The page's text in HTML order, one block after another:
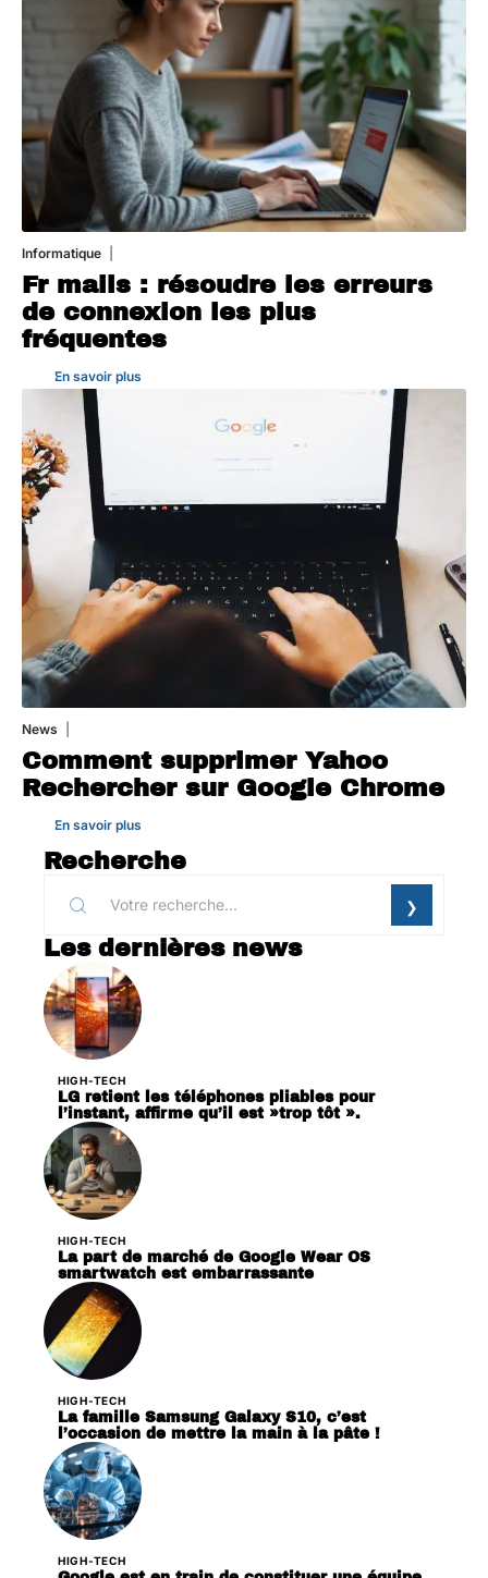
Informatique
Fr mails : résoudre les erreurs
de connexion les plus
fréquentes
En savoir plus
News
Comment supprimer Yahoo
Rechercher sur Google Chrome
En savoir plus
Recherche
Les dernières news
HIGH-TECH
LG retient les téléphones pliables pour
l’instant, affirme qu’il est »trop tôt ».
HIGH-TECH
La part de marché de Google Wear OS
smartwatch est embarrassante
HIGH-TECH
La famille Samsung Galaxy S10, c’est
l’occasion de mettre la main à la pâte !
HIGH-TECH